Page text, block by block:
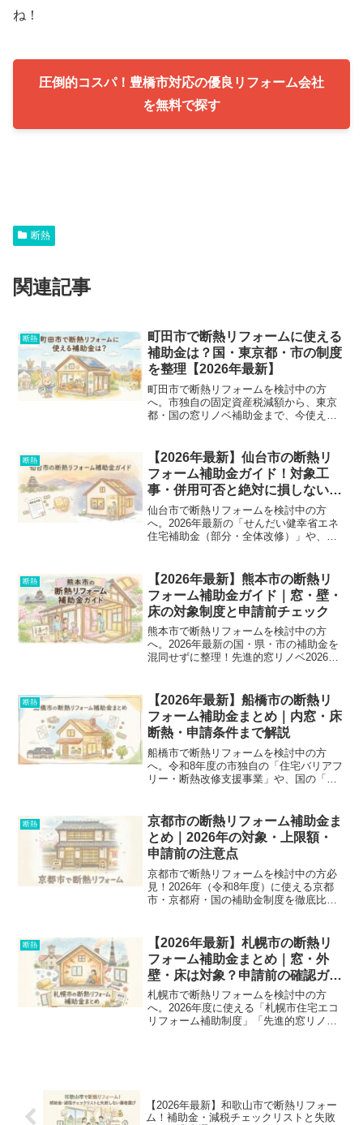
ね！
圧倒的コスパ！豊橋市対応の優良リフォーム会社
を無料で探す
断熱
関連記事
断熱
町田市で断熱リフォームに使える
補助金は？国・東京都・市の制度
を整理【2026年最新】
町田市で断熱リフォームを検討中の方
へ。市独自の固定資産税減額から、東京
都・国の窓リノベ補助金まで、今使える
選びの落とし穴まで、リフォーム前に必
ず知っておきたい情報を徹底解説しま
す。
断熱
【2026年最新】仙台市の断熱リ
フォーム補助金ガイド！対象工
事・併用可否と絶対に損しない申
請術
仙台市で断熱リフォームを検討中の方
へ。2026年最新の「せんだい健幸省エネ
住宅補助金（部分・全体改修）」や、国
併用可否や、失敗しない申請順序、対象
工事について分かりやすくまとめまし
た。自己負担を抑えて快適な住まいを手
に入れましょう！
断熱
【2026年最新】熊本市の断熱リ
フォーム補助金ガイド｜窓・壁・
床の対象制度と申請前チェック
熊本市で断熱リフォームを検討中の方
へ。2026年最新の国・県・市の補助金を
混同せずに整理！先進的窓リノベ2026な
徹底解説します。
断熱
【2026年最新】船橋市の断熱リ
フォーム補助金まとめ｜内窓・床
断熱・申請条件まで解説
船橋市で断熱リフォームを検討中の方
へ。令和8年度の市独自の「住宅バリアフ
リー・断熱改修支援事業」や、国の「窓
や対象外になる失敗例も紹介します。
断熱
京都市の断熱リフォーム補助金ま
とめ｜2026年の対象・上限額・
申請前の注意点
京都市で断熱リフォームを検討中の方必
見！2026年（令和8年度）に使える京都
市・京都府・国の補助金制度を徹底比
「着工前申請」のルールなどを分かりや
すく解説します。補助金で損をしないた
めの業者選びのポイントも紹介。
断熱
【2026年最新】札幌市の断熱リ
フォーム補助金まとめ｜窓・外
壁・床は対象？申請前の確認ガイ
ド
札幌市で断熱リフォームを検討中の方
へ。2026年度に使える「札幌市住宅エコ
リフォーム補助制度」「先進的窓リノベ
【2026年最新】和歌山市で断熱リフォー
ム！補助金・減税チェックリストと失敗